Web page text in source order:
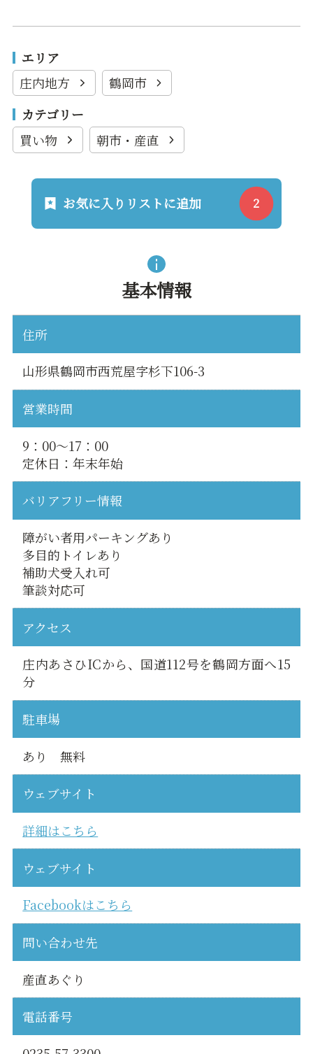
エリア
庄内地方
鶴岡市
カテゴリー
買い物
朝市・産直
お気に入りリストに追加
基本情報
住所
山形県鶴岡市西荒屋字杉下106-3
営業時間
9：00〜17：00
定休日：年末年始
バリアフリー情報
障がい者用パーキングあり
多目的トイレあり
補助犬受入れ可
筆談対応可
アクセス
庄内あさひICから、国道112号を鶴岡方面へ15
分
駐車場
あり 無料
ウェブサイト
詳細はこちら
ウェブサイト
Facebookはこちら
問い合わせ先
産直あぐり
電話番号